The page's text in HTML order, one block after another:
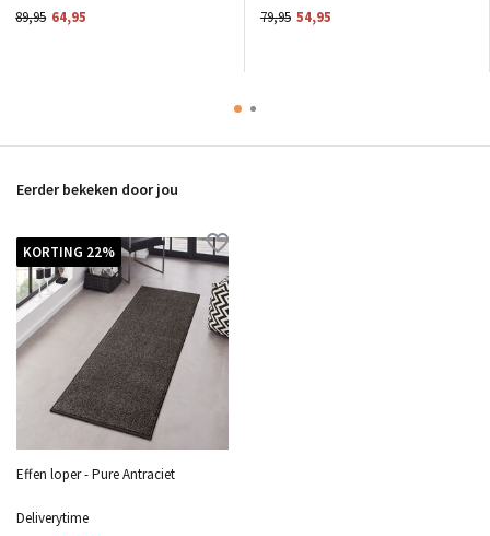
89,95 64,95
79,95 54,95
Eerder bekeken door jou
KORTING 22%
Effen loper - Pure Antraciet
Deliverytime